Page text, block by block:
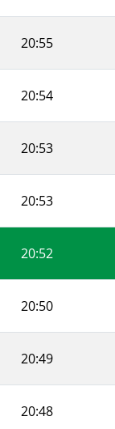
20:55
20:54
20:53
20:53
20:52
20:50
20:49
20:48